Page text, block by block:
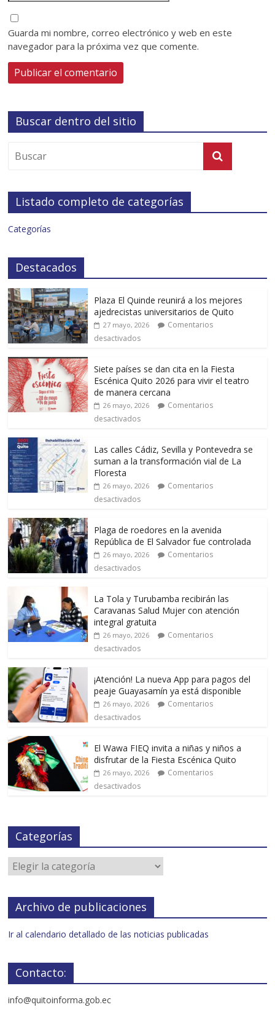
Guarda mi nombre, correo electrónico y web en este
navegador para la próxima vez que comente.
Buscar dentro del sitio
Listado completo de categorías
Categorías
Destacados
Plaza El Quinde reunirá a los mejores
ajedrecistas universitarios de Quito
27 mayo, 2026
Comentarios
desactivados
Siete países se dan cita en la Fiesta
Escénica Quito 2026 para vivir el teatro
de manera cercana
26 mayo, 2026
Comentarios
desactivados
Las calles Cádiz, Sevilla y Pontevedra se
suman a la transformación vial de La
Floresta
26 mayo, 2026
Comentarios
desactivados
Plaga de roedores en la avenida
República de El Salvador fue controlada
26 mayo, 2026
Comentarios
desactivados
La Tola y Turubamba recibirán las
Caravanas Salud Mujer con atención
integral gratuita
26 mayo, 2026
Comentarios
desactivados
¡Atención! La nueva App para pagos del
peaje Guayasamín ya está disponible
26 mayo, 2026
Comentarios
desactivados
El Wawa FIEQ invita a niñas y niños a
disfrutar de la Fiesta Escénica Quito
26 mayo, 2026
Comentarios
desactivados
Categorías
Archivo de publicaciones
Ir al calendario detallado de las noticias publicadas
Contacto:
info@quitoinforma.gob.ec